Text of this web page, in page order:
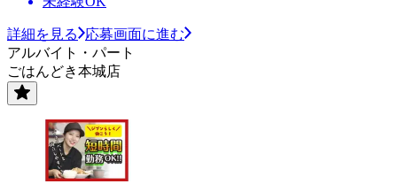
詳細を見る
応募画面に進む
アルバイト・パート
ごはんどき本城店